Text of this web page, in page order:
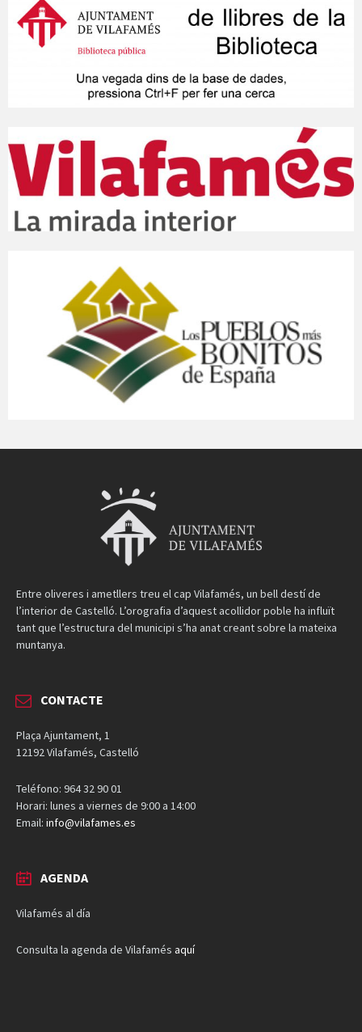
Entre oliveres i ametllers treu el cap Vilafamés, un bell destí de
l’interior de Castelló. L’orografia d’aquest acollidor poble ha influït
tant que l’estructura del municipi s’ha anat creant sobre la mateixa
muntanya.
CONTACTE
Plaça Ajuntament, 1
12192 Vilafamés, Castelló
Teléfono: 964 32 90 01
Horari: lunes a viernes de 9:00 a 14:00
Email: info@vilafames.es
AGENDA
Vilafamés al día
Consulta la agenda de Vilafamés aquí